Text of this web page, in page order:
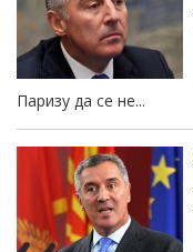
Паризу да се не...